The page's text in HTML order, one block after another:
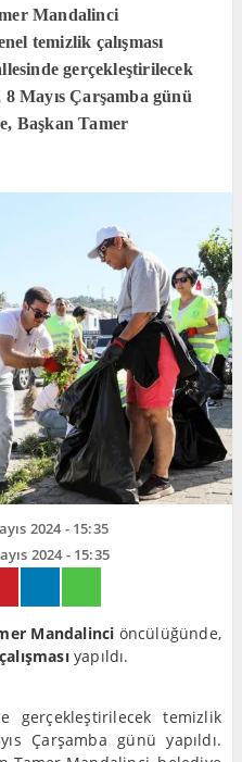
Mandalinci
temizlik çalışması
gerçekleştirilecek
8 Mayıs Çarşamba günü
Başkan Tamer
2024 - 15:35
2024 - 15:35
Mandalinci öncülüğünde,
yapıldı.
gerçekleştirilecek temizlik
Çarşamba günü yapıldı.